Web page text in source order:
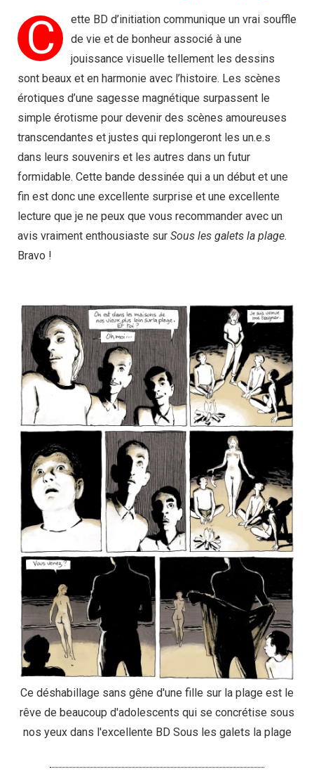
C
ette BD d’initiation communique un vrai souffle
de vie et de bonheur associé à une
jouissance visuelle tellement les dessins
sont beaux et en harmonie avec l’histoire. Les scènes
érotiques d’une sagesse magnétique surpassent le
simple érotisme pour devenir des scènes amoureuses
transcendantes et justes qui replongeront les un.e.s
dans leurs souvenirs et les autres dans un futur
formidable. Cette bande dessinée qui a un début et une
fin est donc une excellente surprise et une excellente
lecture que je ne peux que vous recommander avec un
avis vraiment enthousiaste sur Sous les galets la plage.
Bravo !
Ce déshabillage sans gêne d'une fille sur la plage est le
rêve de beaucoup d'adolescents qui se concrétise sous
nos yeux dans l'excellente BD Sous les galets la plage